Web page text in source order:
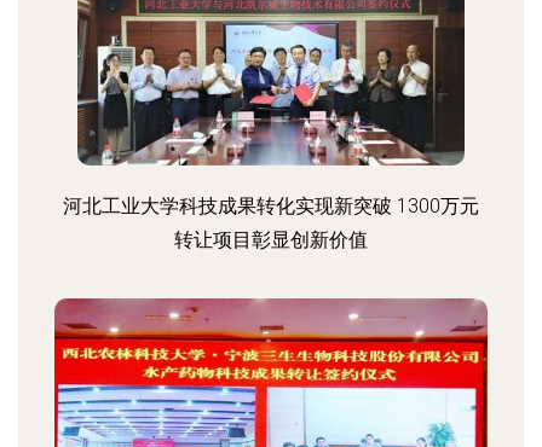
河北工业大学科技成果转化实现新突破 1300万元
转让项目彰显创新价值